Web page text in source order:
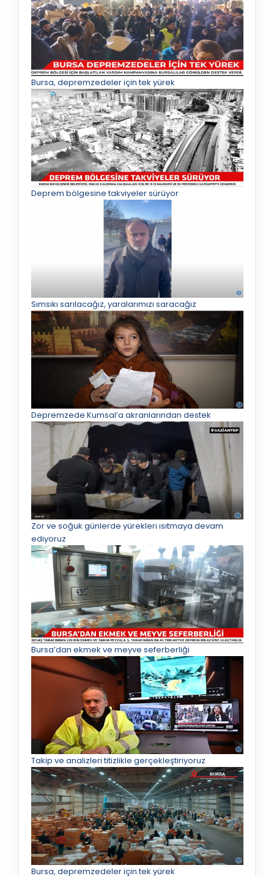
Bursa, depremzedeler için tek yürek
Deprem bölgesine takviyeler sürüyor
Sımsıkı sarılacağız, yaralarımızı saracağız
Depremzede Kumsal’a akranlarından destek
Zor ve soğuk günlerde yürekleri ısıtmaya devam
ediyoruz
Bursa’dan ekmek ve meyve seferberliği
Takip ve analizleri titizlikle gerçekleştiriyoruz
Bursa, depremzedeler için tek yürek